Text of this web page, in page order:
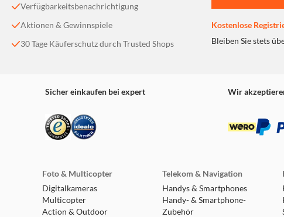
Verfügbarkeitsbenachrichtigung
Aktionen & Gewinnspiele
30 Tage Käuferschutz durch Trusted Shops
Kostenlose
Bleiben Sie stets
Sicher einkaufen bei expert Wir
Foto & Multicopter
Digitalkameras
Multicopter
Action & Outdoor
Telekom & Navigation
Handys & Smartphones
Handy- & Smartphone-
Zubehör